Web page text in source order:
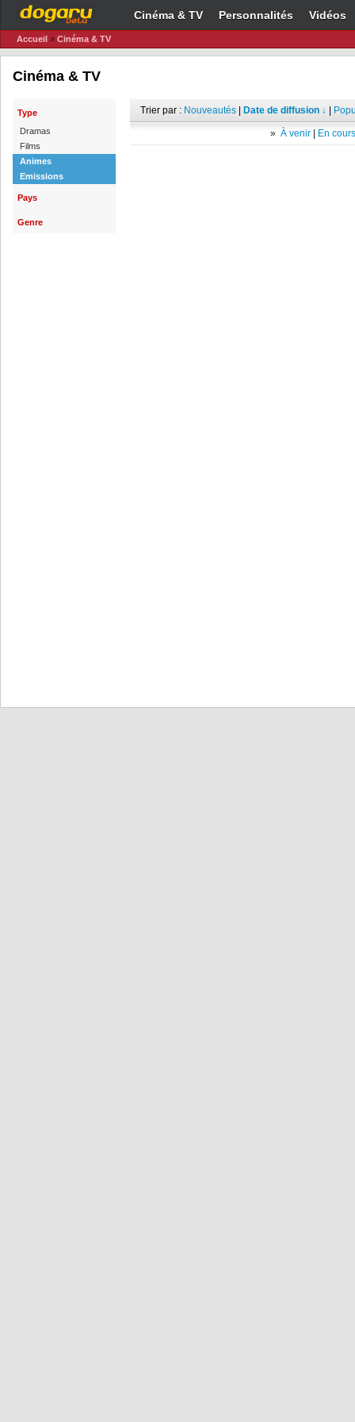
Cinéma & TV Personnalités Vidéos
Accueil » Cinéma & TV
Cinéma & TV
Type
Dramas
Films
Animes
Emissions
Pays
Genre
Trier par : Nouveautés Date de diffusion ↓
» À venir En